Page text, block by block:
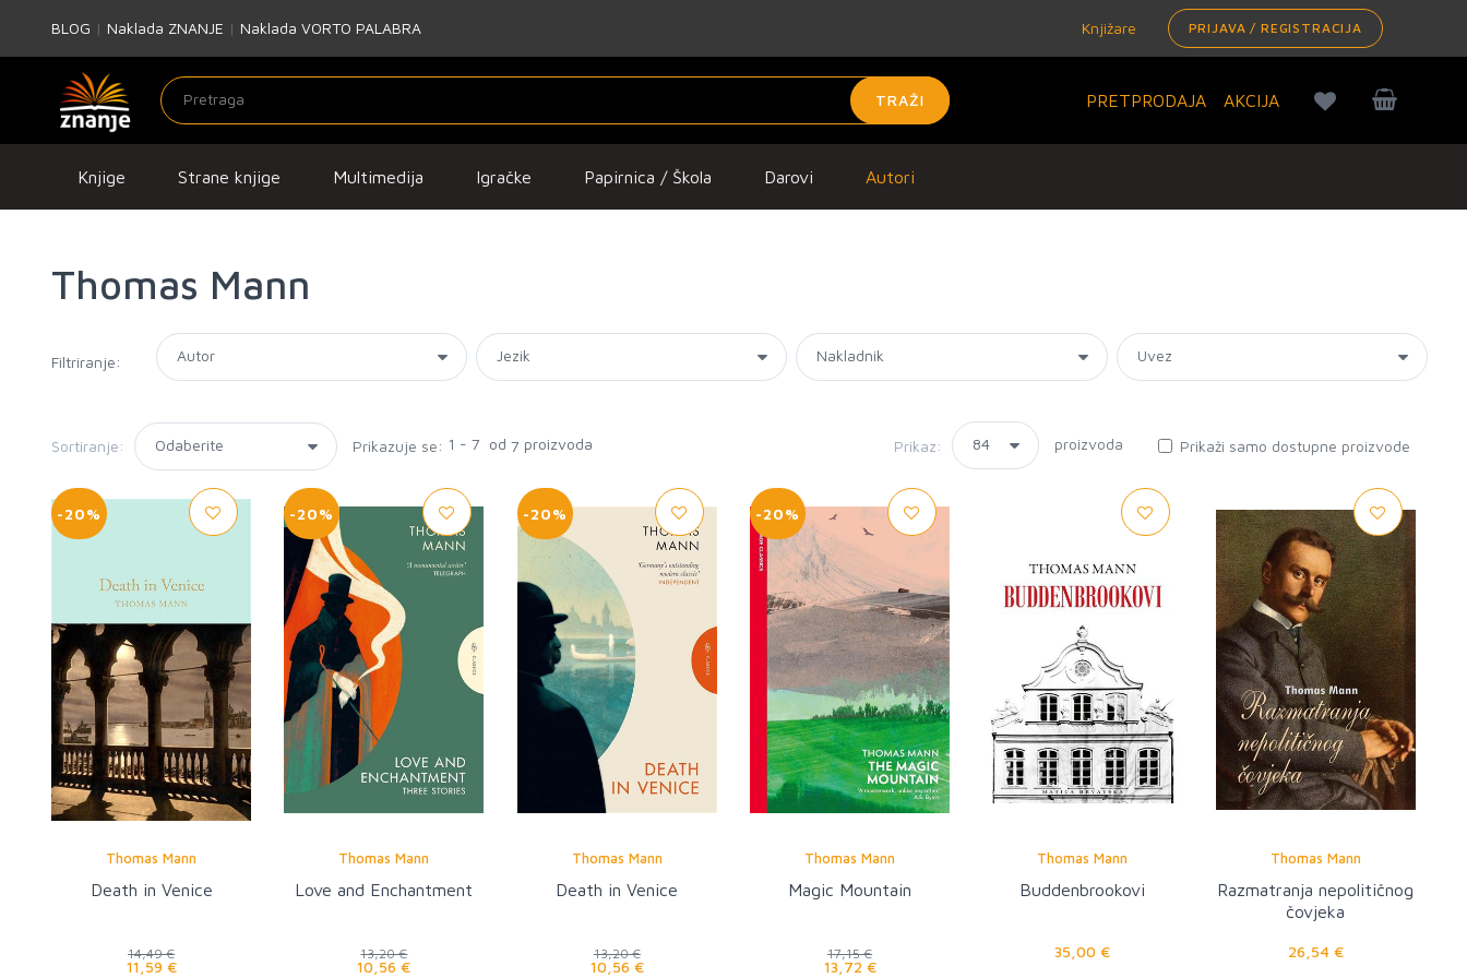
BLOG | Naklada ZNANJE | Naklada VORTO PALABRA Knjižare PRIJAVA / REGISTRACIJA
TRAŽI PRETPRODAJA AKCIJA
Knjige Strane knjige Multimedija Igračke Papirnica / Škola Darovi Autori
Thomas Mann
Filtriranje:
Sortiranje: Prikazuje se: 1 - 7 od 7 proizvoda Prikaz: proizvoda Prikaži samo dostupne proizvode
-20%
Thomas Mann
Death in Venice
14,49 €
11,59 €
-20%
Thomas Mann
Love and Enchantment
13,20 €
10,56 €
-20%
Thomas Mann
Death in Venice
13,20 €
10,56 €
-20%
Thomas Mann
Magic Mountain
17,15 €
13,72 €
Thomas Mann
Buddenbrookovi
35,00 €
Thomas Mann
Razmatranja nepolitičnog
čovjeka
26,54 €